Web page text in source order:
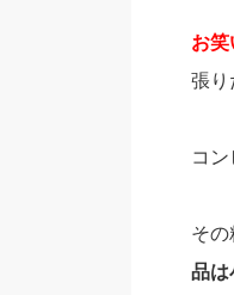
お笑
張り
コ
そ
品は